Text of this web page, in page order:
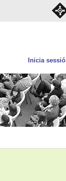
Inicia sessió